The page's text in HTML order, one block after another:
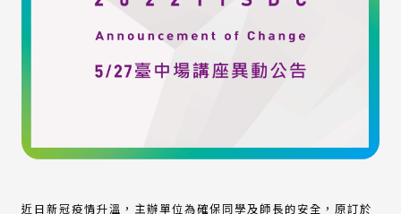
近日新冠疫情升溫，主辦單位為確保同學及師長的安全，原訂於